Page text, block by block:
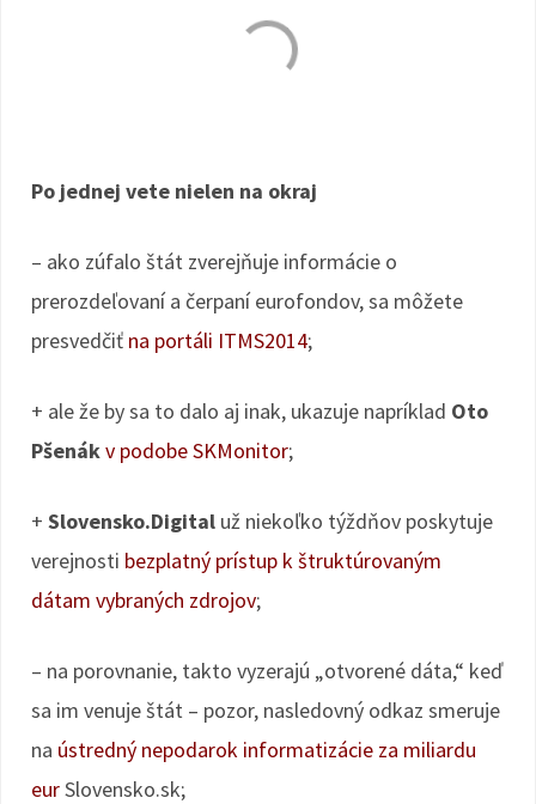
Po jednej vete nielen na okraj
– ako zúfalo štát zverejňuje informácie o
prerozdeľovaní a čerpaní eurofondov, sa môžete
presvedčiť na portáli ITMS2014;
+ ale že by sa to dalo aj inak, ukazuje napríklad Oto
Pšenákv podobe SKMonitor;
+ Slovensko.Digital už niekoľko týždňov poskytuje
verejnosti bezplatný prístup k štruktúrovaným
dátam vybraných zdrojov;
– na porovnanie, takto vyzerajú „otvorené dáta,“ keď
sa im venuje štát – pozor, nasledovný odkaz smeruje
na ústredný nepodarok informatizácie za miliardu
eurSlovensko.sk;